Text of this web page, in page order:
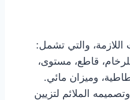
والتي تشمل:
قاطع، مستوى،
وميزان مائي.
الملائم لتزيين